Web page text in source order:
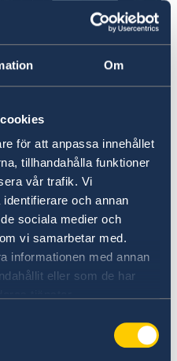
Om
för att anpassa innehållet
tillhandahålla funktioner
vår trafik. Vi
och annan
sociala medier och
vi samarbetar med.
informationen med annan
eller som de har
det val till riksdag,
förtidsrösta på en
eller brevrösta.
direkt i fickan